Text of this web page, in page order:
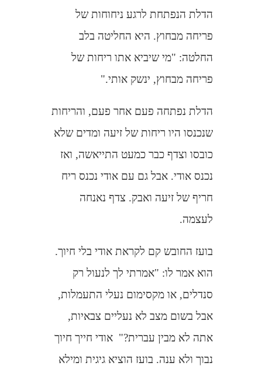
הדלת הנפתחת לרגע ניחוחות של
פריחה מבחוץ. היא החליטה בלב
החלטה: "מי שיביא אתו ריחות של
פריחה מבחוץ, ינשק אותי."
הדלת נפתחה פעם אחר פעם, והריחות
שנכנסו היו ריחות של זיעה ומדים שלא
כובסו וצדף כבר כמעט התייאשה, ואז
נכנס אודי. אבל גם עם אודי נכנס ריח
חריף של זיעה ואבק. צדף נאנחה
לעצמה.
בועז החובש קם לקראת אודי בלי חיוך.
הוא אמר לו: "אמרתי לך לנעול רק
סנדלים, או מקסימום נעלי התעמלות,
אבל בשום מצב לא נעליים צבאיות,
אתה לא מבין עברית?" אודי חייך חיוך
נבוך ולא ענה. בועז הוציא גיגית ומילא